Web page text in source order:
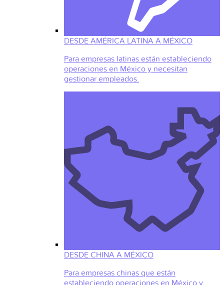
DESDE AMÉRICA LATINA A MÉXICO
Para empresas latinas están estableciendo
operaciones en México y necesitan
gestionar empleados.
DESDE CHINA A MÉXICO
Para empresas chinas que están
estableciendo operaciones en México y